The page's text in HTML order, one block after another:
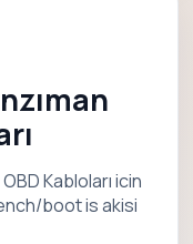
Kabloları icin
boot is akisi